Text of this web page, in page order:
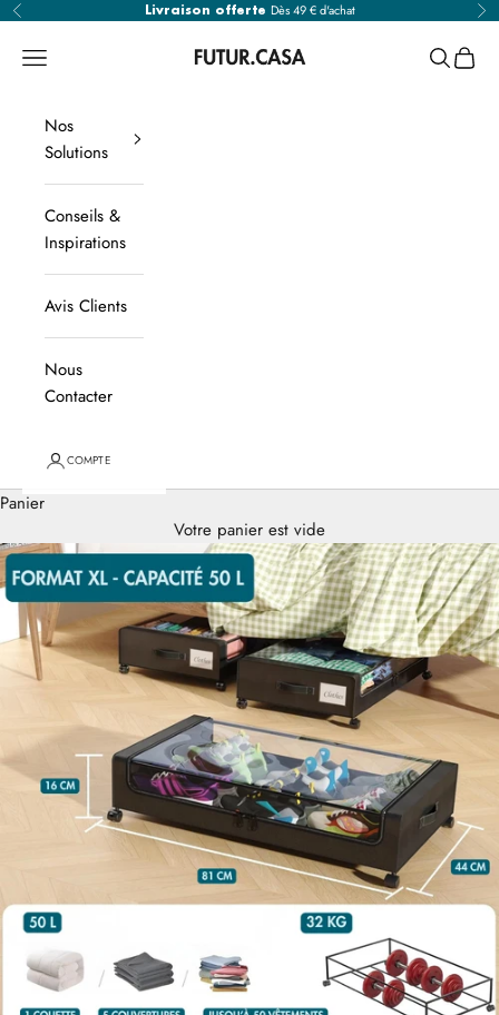
Passer au contenu
Précédent Livraison offerte Dès 49 € d'achat
Futur.Casa
Ouvrir la navigation Ouvrir la
Voir
Nos
Solutions
Conseils &
Inspirations
Avis Clients
Nous
Contacter
COMPTE
Panier
Votre panier est vide